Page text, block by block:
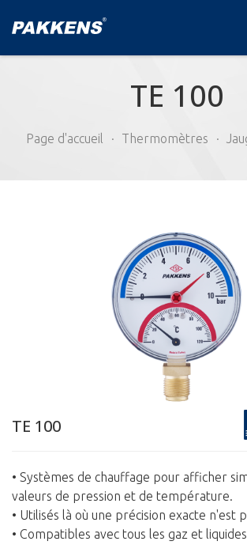
TE 100
Page d'accueil Thermomètres
TE 100
• Systèmes de chauffage pour afficher
valeurs de pression et de température.
• Utilisés là où une précision exacte n'est
• Compatibles avec tous les gaz et